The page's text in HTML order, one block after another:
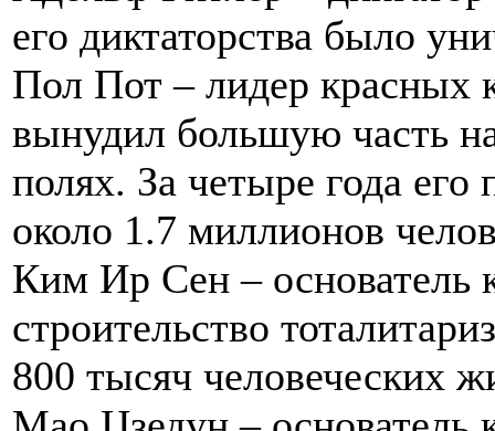
его диктаторства было
Пол Пот – лидер красных
вынудил большую часть
полях. За четыре года
около 1.7 миллионов
Ким Ир Сен – основатель
строительство
800 тысяч человеческих